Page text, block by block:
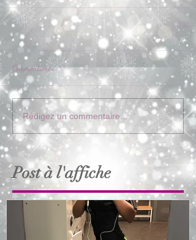
Commentaires
Rédigez un commentaire...
Post à l'affiche